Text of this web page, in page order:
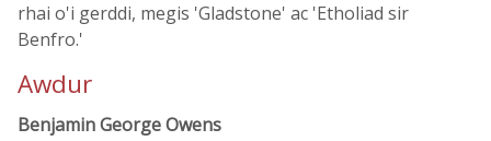
rhai o'i gerddi, megis 'Gladstone' ac 'Etholiad sir
Benfro.'
Awdur
Benjamin George Owens